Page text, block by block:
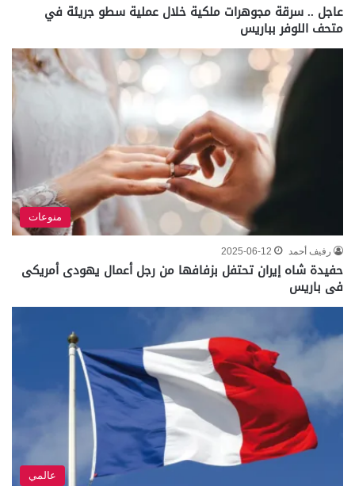
عاجل .. سرقة مجوهرات ملكية خلال عملية سطو جريئة في
متحف اللوفر بباريس
منوعات
رفيف أحمد 2025-06-12
حفيدة شاه إيران تحتفل بزفافها من رجل أعمال يهودى أمريكى
فى باريس
عالمي